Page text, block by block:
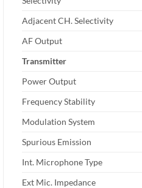
Adjacent CH. Selectivity
AF Output
Transmitter
Power Output
Frequency Stability
Modulation System
Spurious Emission
Int. Microphone Type
Ext Mic. Impedance